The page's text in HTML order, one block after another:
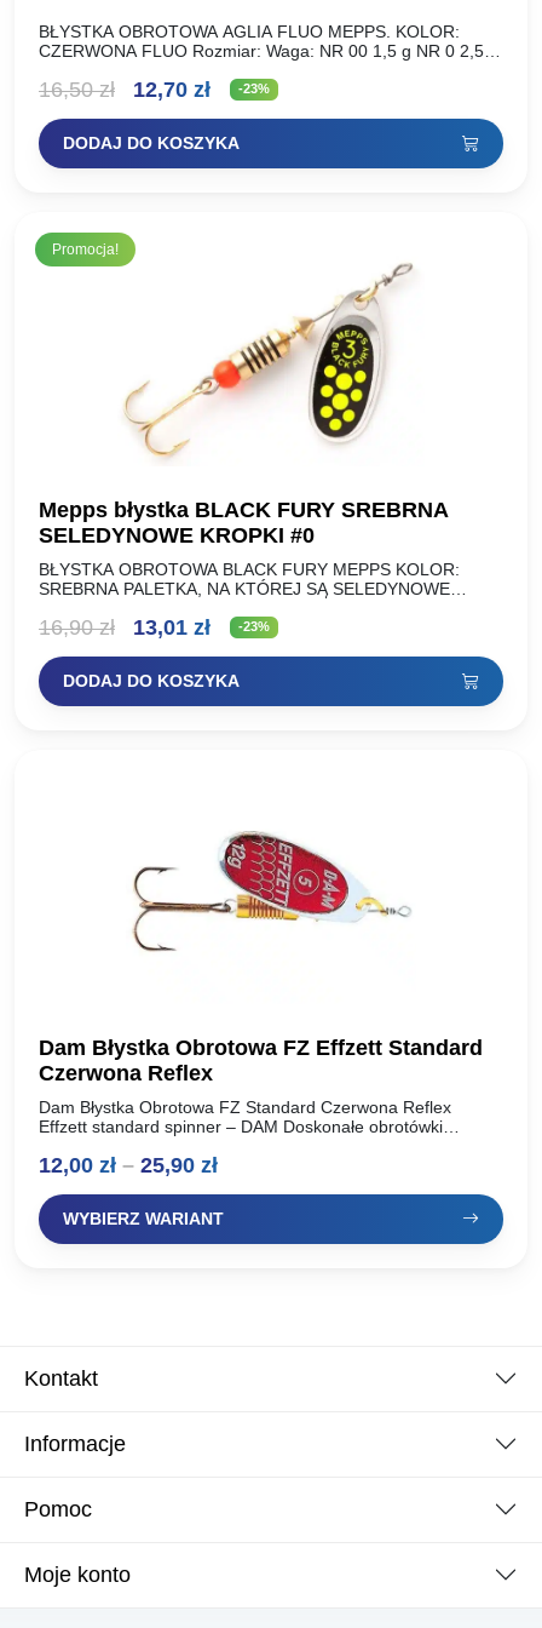
BŁYSTKA OBROTOWA AGLIA FLUO MEPPS. KOLOR:
CZERWONA FLUO Rozmiar: Waga: NR 00 1,5 g NR 0 2,5 g
16,50zł
Pierwotna
cena
wynosiła:
12,70 złAktualna
cena
wynosi:
-23%
DODAJ DO KOSZYKA
Promocja!
Mepps błystka BLACK FURY SREBRNA
SELEDYNOWE KROPKI #0
BŁYSTKA OBROTOWA BLACK FURY MEPPS KOLOR:
SREBRNA PALETKA, NA KTÓREJ SĄ SELEDYNOWE
1,5g NR 0 2g…
16,90zł
Pierwotna
cena
wynosiła:
13,01 złAktualna
cena
wynosi:
-23%
DODAJ DO KOSZYKA
Dam Błystka Obrotowa FZ Effzett Standard
Czerwona Reflex
Dam Błystka Obrotowa FZ Standard Czerwona Reflex
Effzett standard spinner – DAM Doskonałe obrotówki
wędkarzy. Idealnie pracują w wodzie, skuteczne…
12,00 zł – 25,90 złZakres
cen:
od
WYBIERZ WARIANT
Kontakt
Informacje
Pomoc
Moje konto